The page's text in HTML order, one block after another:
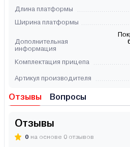
Длина платформы
Ширина платформы
Дополнительная
информация
Комплектация прицепа
Артикул производителя
Отзывы Вопросы
Отзывы
0 на основе 0 отзывов